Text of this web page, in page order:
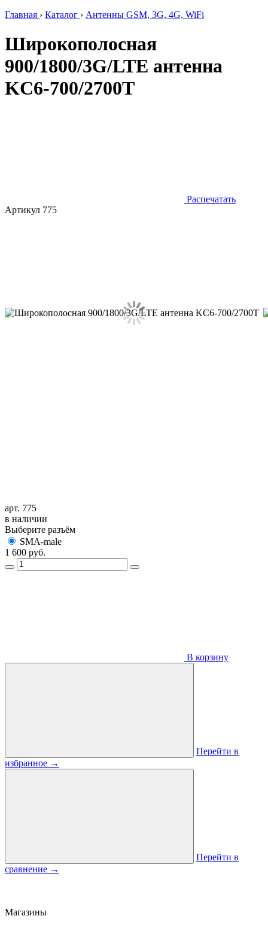
Главная › Каталог › Антенны GSM, 3G, 4G, WiFi
Широкополосная
900/1800/3G/LTE антенна
KC6-700/2700T
Распечатать
Артикул 775
арт. 775
в наличии
Выберите разъём
SMA-male
1 600 руб.
В корзину
Перейти в
избранное →
Перейти в
сравнение →
Магазины